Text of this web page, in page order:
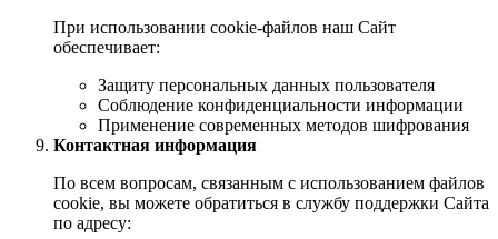
При использовании cookie-файлов наш Сайт
обеспечивает:
Защиту персональных данных пользователя
Соблюдение конфиденциальности информации
Применение современных методов шифрования
Контактная информация
По всем вопросам, связанным с использованием файлов
cookie, вы можете обратиться в службу поддержки Сайта
по адресу: